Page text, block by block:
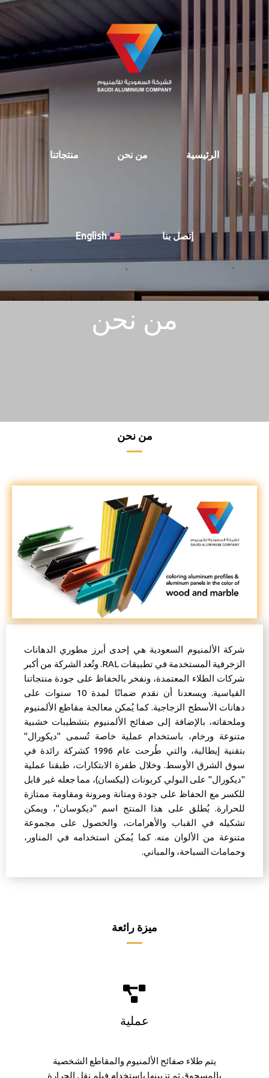
الرئيسية من نحن منتجاتنا
إتصل بنا English
من نحن
من نحن
شركة الألمنيوم السعودية هي إحدى أبرز مطوري الدهانات
الزخرفية المستخدمة في تطبيقات RAL. وتُعد الشركة من أكبر
شركات الطلاء المعتمدة، ونفخر بالحفاظ على جودة منتجاتنا
القياسية. ويسعدنا أن نقدم ضمانًا لمدة 10 سنوات على
دهانات الأسطح الزجاجية. كما يُمكن معالجة مقاطع الألمنيوم
وملحقاته، بالإضافة إلى صفائح الألمنيوم بتشطيبات خشبية
متنوعة ورخام، باستخدام عملية خاصة تُسمى "ديكورال"
بتقنية إيطالية، والتي طُرحت عام 1996 كشركة رائدة في
سوق الشرق الأوسط. وخلال طفرة الابتكارات، طبقنا عملية
"ديكورال" على البولي كربونات (ليكسان)، مما جعله غير قابل
للكسر مع الحفاظ على جودة ومتانة ومرونة ومقاومة ممتازة
للحرارة. يُطلق على هذا المنتج اسم "ديكوسان"، ويمكن
تشكيله في القباب والأهرامات، والحصول على مجموعة
متنوعة من الألوان منه. كما يُمكن استخدامه في المناور،
وحمامات السباحة، والمباني.
ميزة رائعة
عملية
يتم طلاء صفائح الألمنيوم والمقاطع الشخصية
بالمسحوق ثم تزيينها باستخدام فيلم نقل الحرارة